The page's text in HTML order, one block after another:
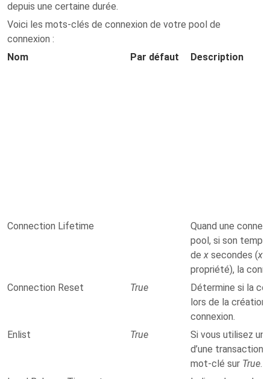
depuis une certaine durée.
Voici les mots-clés de connexion de votre pool de
connexion :
Nom
Par défaut Description
Connection Lifetime
Quand une
pool, si son
dex secondes (x
propriété), la
Connection Reset
True
Détermine si la
lors de la création
connexion.
Enlist
True
Si vous utilisez
d’une
mot-clé sur True.